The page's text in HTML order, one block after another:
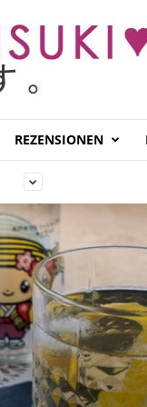
REZENSIONEN